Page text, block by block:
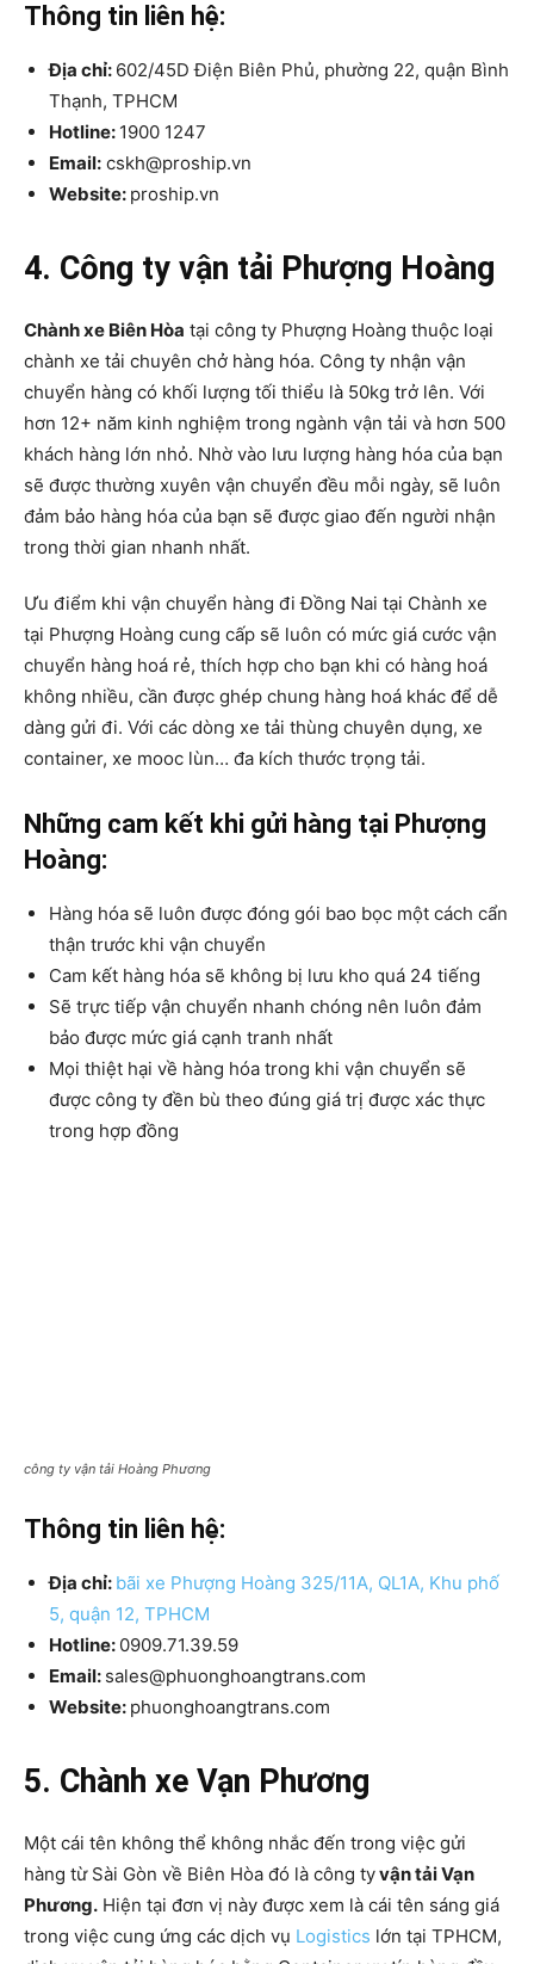
Thông tin liên hệ:
Địa chỉ: 602/45D Điện Biên Phủ, phường 22, quận Bình
Thạnh, TPHCM
Hotline: 1900 1247
Email: cskh@proship.vn
Website: proship.vn
4. Công ty vận tải Phượng Hoàng
Chành xe Biên Hòa tại công ty Phượng Hoàng thuộc loại
chành xe tải chuyên chở hàng hóa. Công ty nhận vận
chuyển hàng có khối lượng tối thiểu là 50kg trở lên. Với
hơn 12+ năm kinh nghiệm trong ngành vận tải và hơn 500
khách hàng lớn nhỏ. Nhờ vào lưu lượng hàng hóa của bạn
sẽ được thường xuyên vận chuyển đều mỗi ngày, sẽ luôn
đảm bảo hàng hóa của bạn sẽ được giao đến người nhận
trong thời gian nhanh nhất.
Ưu điểm khi vận chuyển hàng đi Đồng Nai tại Chành xe
tại Phượng Hoàng cung cấp sẽ luôn có mức giá cước vận
chuyển hàng hoá rẻ, thích hợp cho bạn khi có hàng hoá
không nhiều, cần được ghép chung hàng hoá khác để dễ
dàng gửi đi. Với các dòng xe tải thùng chuyên dụng, xe
container, xe mooc lùn… đa kích thước trọng tải.
Những cam kết khi gửi hàng tại Phượng
Hoàng:
Hàng hóa sẽ luôn được đóng gói bao bọc một cách cẩn
thận trước khi vận chuyển
Cam kết hàng hóa sẽ không bị lưu kho quá 24 tiếng
Sẽ trực tiếp vận chuyển nhanh chóng nên luôn đảm
bảo được mức giá cạnh tranh nhất
Mọi thiệt hại về hàng hóa trong khi vận chuyển sẽ
được công ty đền bù theo đúng giá trị được xác thực
trong hợp đồng
công ty vận tải Hoàng Phương
Thông tin liên hệ:
Địa chỉ: bãi xe Phượng Hoàng 325/11A, QL1A, Khu phố
5, quận 12, TPHCM
Hotline: 0909.71.39.59
Email: sales@phuonghoangtrans.com
Website: phuonghoangtrans.com
5. Chành xe Vạn Phương
Một cái tên không thể không nhắc đến trong việc gửi
hàng từ Sài Gòn về Biên Hòa đó là công tyvận tải Vạn
Phương. Hiện tại đơn vị này được xem là cái tên sáng giá
trong việc cung ứng các dịch vụ Logistics lớn tại TPHCM,